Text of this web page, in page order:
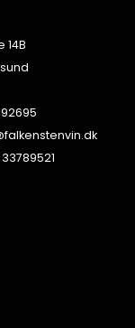
33789521